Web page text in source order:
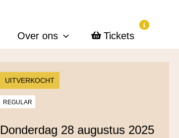
Over ons Tickets
UITVERKOCHT
REGULAR
donderdag 28 augustus 2025